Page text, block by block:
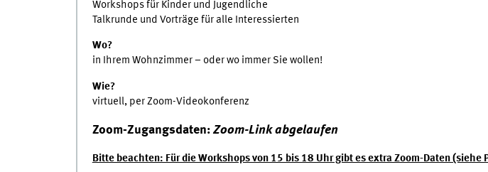
Workshops für Kinder und Jugendliche
Talkrunde und Vorträge für alle Interessierten
Wo?
in Ihrem Wohnzimmer – oder wo immer Sie wollen!
Wie?
virtuell, per Zoom-Videokonferenz
Zoom-Zugangsdaten: Zoom-Link abgelaufen
Bitte beachten: Für die Workshops von 15 bis 18 Uhr gibt es extra Zoom-Daten (siehe